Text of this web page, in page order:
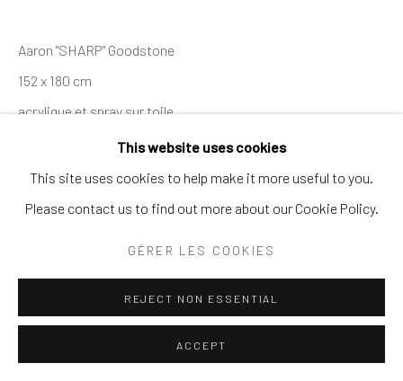
This website uses cookies
This site uses cookies to help make it more useful to you.
Please contact us to find out more about our Cookie Policy.
GÉRER LES COOKIES
REJECT NON ESSENTIAL
ACCEPT
Aaron "SHARP" Goodstone
152 x 180 cm
acrylique et spray sur toile
PARTAGER